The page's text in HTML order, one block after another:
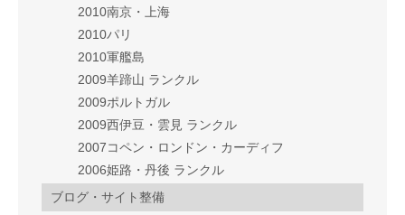
2010南京・上海
2010パリ
2010軍艦島
2009羊蹄山 ランクル
2009ポルトガル
2009西伊豆・雲見 ランクル
2007コペン・ロンドン・カーディフ
2006姫路・丹後 ランクル
ブログ・サイト整備